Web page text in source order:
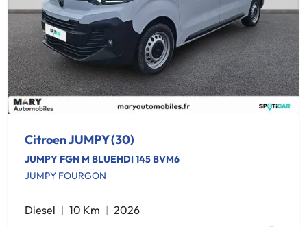
Citroen JUMPY (30)
JUMPY FGN M BLUEHDI 145 BVM6
JUMPY FOURGON
Diesel 10 Km 2026